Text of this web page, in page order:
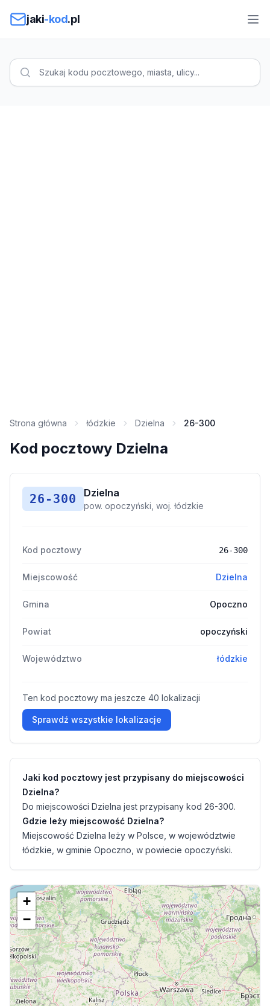
jaki-kod.pl
Strona główna łódzkie Dzielna 26-300
Kod pocztowy Dzielna
26-300 Dzielna
pow. opoczyński, woj. łódzkie
Kod pocztowy 26-300
Miejscowość Dzielna
Gmina Opoczno
Powiat opoczyński
Województwo łódzkie
Ten kod pocztowy ma jeszcze 40 lokalizacji
Sprawdź wszystkie lokalizacje
Jaki kod pocztowy jest przypisany do miejscowości
Dzielna?
Do miejscowości Dzielna jest przypisany kod 26-300.
Gdzie leży miejscowość Dzielna?
Miejscowość Dzielna leży w Polsce, w województwie
łódzkie, w gminie Opoczno, w powiecie opoczyński.
+
−